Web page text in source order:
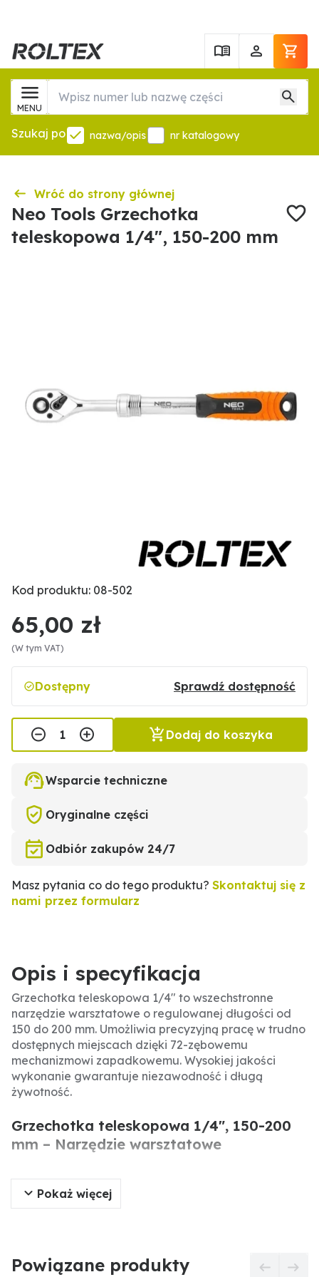
MENU
Szukaj po nazwa/opis nr katalogowy
Wróć do strony głównej
Neo Tools Grzechotka
teleskopowa 1/4", 150-200 mm
Kod produktu: 08-502
65,00 zł
(W tym VAT)
Dostępny Sprawdź dostępność
Dodaj do koszyka
Wsparcie techniczne
Oryginalne części
Odbiór zakupów 24/7
Masz pytania co do tego produktu? Skontaktuj się z
nami przez formularz
Opis i specyfikacja
Grzechotka teleskopowa 1/4" to wszechstronne
narzędzie warsztatowe o regulowanej długości od
150 do 200 mm. Umożliwia precyzyjną pracę w trudno
dostępnych miejscach dzięki 72-zębowemu
mechanizmowi zapadkowemu. Wysokiej jakości
wykonanie gwarantuje niezawodność i długą
żywotność.
Grzechotka teleskopowa 1/4", 150-200
mm – Narzędzie warsztatowe
Grzechotka teleskopowa 1/4" o regulowanej
długości 150-200 mm to profesjonalne narzędzie
warsztatowe, idealne do precyzyjnych prac w
efektywne dokręcanie i odkręcanie. Wykonana z
wysokiej jakości stali chromowo-wanadowej,
Pokaż więcej
Powiązane produkty